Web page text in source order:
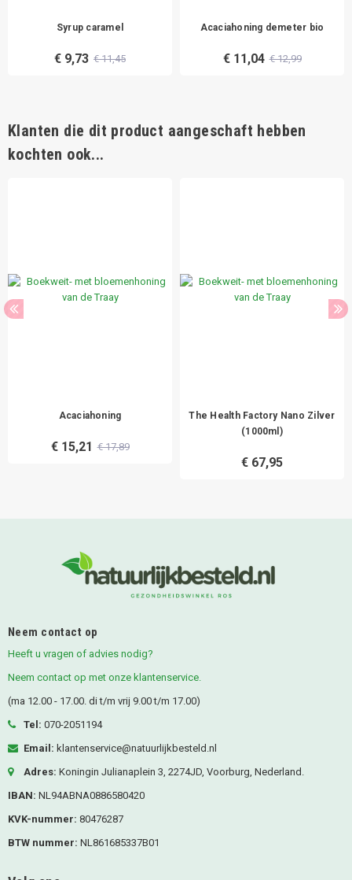
Syrup caramel
€ 9,73 € 11,45
Acaciahoning demeter bio
€ 11,04 € 12,99
Klanten die dit product aangeschaft hebben
kochten ook...
Acaciahoning
€ 15,21 € 17,89
The Health Factory Nano Zilver
(1000ml)
€ 67,95
Neem contact op
Heeft u vragen of advies nodig?
Neem contact op met onze klantenservice.
(ma 12.00 - 17.00. di t/m vrij 9.00 t/m 17.00)
Tel: 070-2051194
Email: klantenservice@natuurlijkbesteld.nl
Adres: Koningin Julianaplein 3, 2274JD, Voorburg, Nederland.
IBAN: NL94ABNA0886580420
KVK-nummer: 80476287
BTW nummer: NL861685337B01